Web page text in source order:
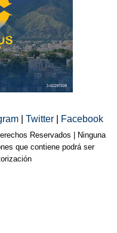
Twitter Facebook
Reservados | Ninguna
que contiene podrá ser